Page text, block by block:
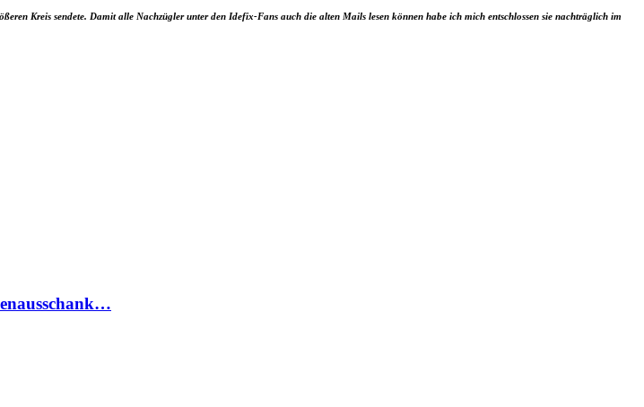
Kreis sendete. Damit alle Nachzügler unter den Idefix-Fans auch die alten Mails lesen können habe ich mich entschlossen sie nachträglich im